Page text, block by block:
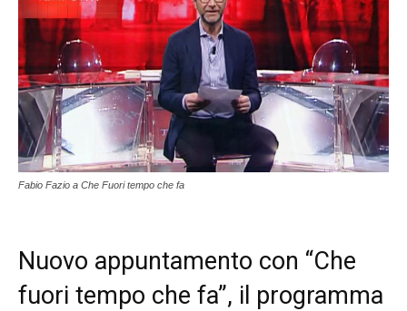
Fabio Fazio a Che Fuori tempo che fa
Nuovo appuntamento con “Che
fuori tempo che fa”, il programma